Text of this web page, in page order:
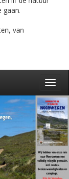
gaan.
van